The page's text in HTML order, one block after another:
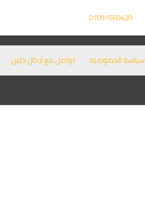
01091560420
سياسة الخصوصية تواصل مع أركان كلين